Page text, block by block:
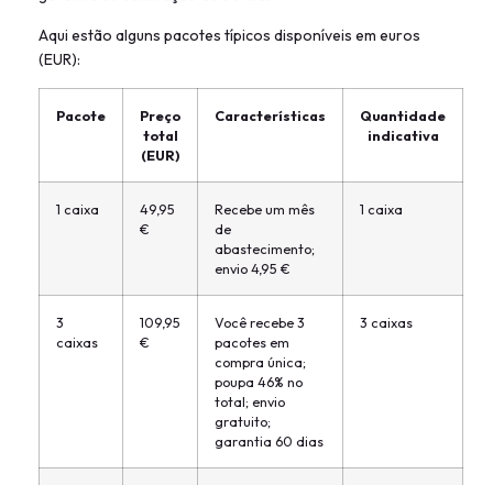
Aqui estão alguns pacotes típicos disponíveis em euros
(EUR):
Pacote
Preço
total
(EUR)
Características
Quantidade
indicativa
1 caixa
49,95
€
Recebe um mês
de
abastecimento;
envio 4,95 €
1 caixa
3
caixas
109,95
€
Você recebe 3
pacotes em
compra única;
poupa 46% no
total; envio
gratuito;
garantia 60 dias
3 caixas